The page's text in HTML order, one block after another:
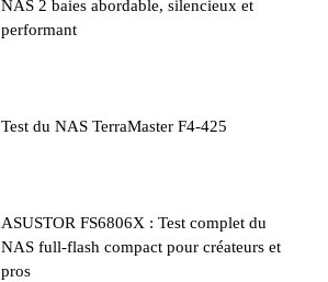
NAS 2 baies abordable, silencieux et
performant
Test du NAS TerraMaster F4-425
ASUSTOR FS6806X : Test complet du
NAS full-flash compact pour créateurs et
pros